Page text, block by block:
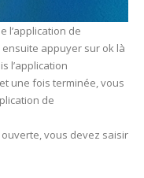
l’application de
appuyer sur ok là
l’application
une fois terminée, vous
de
vous devez saisir